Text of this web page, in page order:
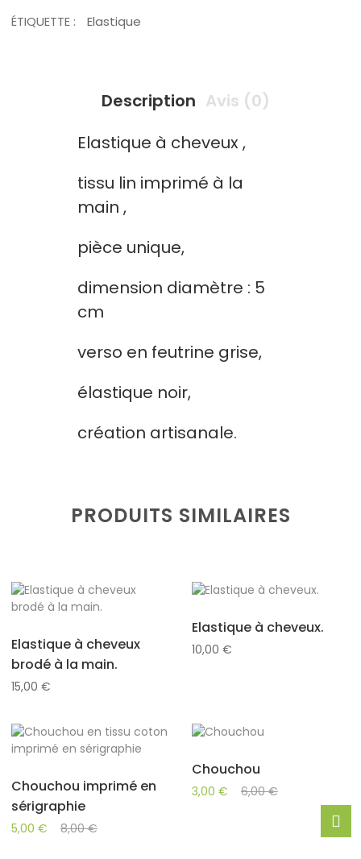
ÉTIQUETTE :
Elastique
Description Avis (0)
Elastique à cheveux ,
tissu lin imprimé à la
main ,
pièce unique,
dimension diamètre : 5
cm
verso en feutrine grise,
élastique noir,
création artisanale.
PRODUITS SIMILAIRES
Elastique à cheveux
brodé à la main.
15,00 €
Elastique à cheveux.
10,00 €
Chouchou imprimé en
sérigraphie
5,00 € 8,00€
Chouchou
3,00 € 6,00€